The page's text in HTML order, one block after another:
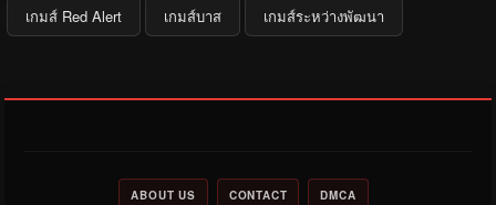
เกมส์ Red Alert เกมส์บาส เกมส์ระหว่างพัฒนา
ABOUT US CONTACT DMCA